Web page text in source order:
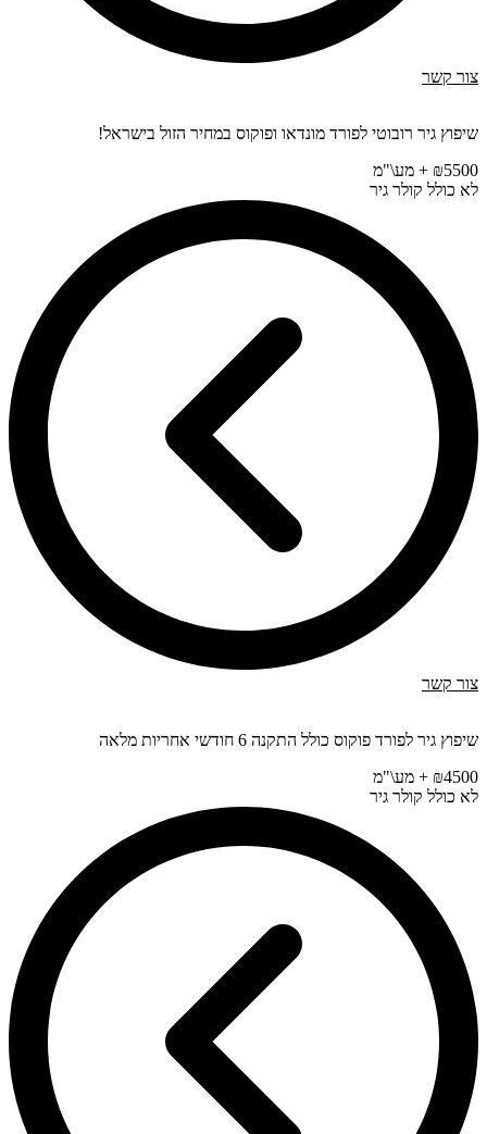
צור קשר
שיפוץ גיר רובוטי לפורד מונדאו ופוקוס במחיר הזול בישראל!
₪5500 + מע\"מ
לא כולל קולר גיר
צור קשר
שיפוץ גיר לפורד פוקוס כולל התקנה 6 חודשי אחריות מלאה
₪4500 + מע\"מ
לא כולל קולר גיר